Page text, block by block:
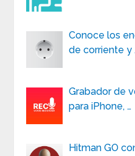
Conoce los
de corriente y
Grabador de
para iPhone, …
Hitman GO